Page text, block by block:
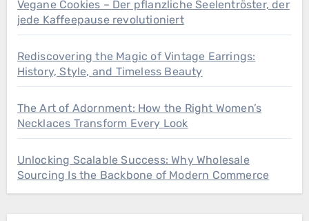
Vegane Cookies – Der pflanzliche Seelentröster, der
jede Kaffeepause revolutioniert
Rediscovering the Magic of Vintage Earrings:
History, Style, and Timeless Beauty
The Art of Adornment: How the Right Women’s
Necklaces Transform Every Look
Unlocking Scalable Success: Why Wholesale
Sourcing Is the Backbone of Modern Commerce